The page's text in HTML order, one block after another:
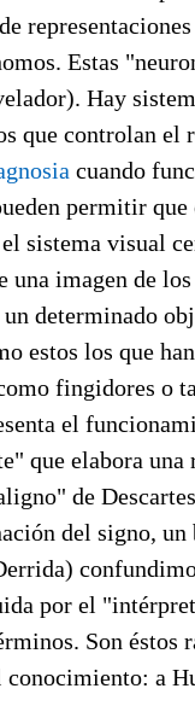
Estas
Hay
que controlan el
cuando
permitir
sistema visual
una imagen de
determinado
estos los que
fingidores o
el
que elabora una
de
del signo,
por el
Son éstos
a